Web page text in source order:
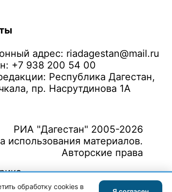
адрес: riadagestan@mail.ru
+7 938 200 54 00
Республика Дагестан,
пр. Насрутдинова 1А
РИА "Дагестан" 2005-2026
использования материалов.
Авторские права
обработку cookies в